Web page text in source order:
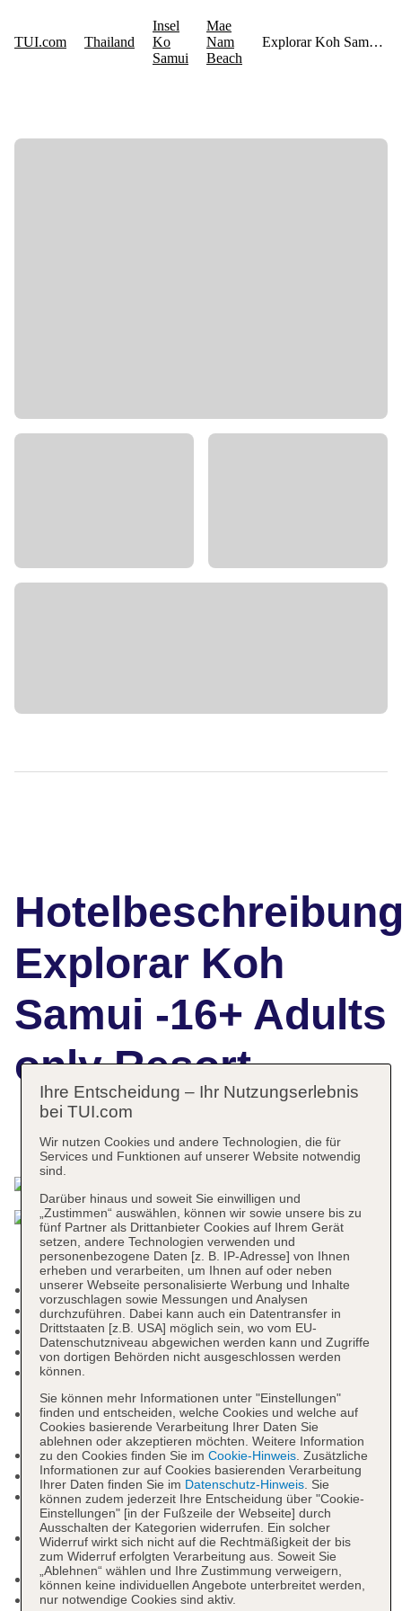
Explorar Koh
Samui -16+ Adults
only Resort
Das bietet Ihre Unterkunft
Mindestalter in der Unterkunft: 16 Jahre
Adults-only-Bereich
Check-in Zeit ab 14:00 Uhr
Check-out Zeit bis 12:00 Uhr
Early Check-in: täglich 08:00 Uhr - 14:00 Uhr,
gegen Gebühr, Anfrage notwendig
Late Check-out: täglich 12:00 Uhr - 18:00 Uhr,
gegen Gebühr, Anfrage notwendig
Hoteleröffnung: 2016
Letzte Komplettrenovierung: 2022
Rezeption: täglich 24 Stunden, Sprachen:
deutsch, englisch, Hotelsafe: ohne Gebühr
Gästebetreuung: Sprachen: deutsch, englisch,
spanisch, französisch
Lift
Gemeinschaftslounge/TV-Bereich
Ihre Entscheidung – Ihr Nutzungserlebnis
bei TUI.com
Wir nutzen Cookies und andere Technologien, die für
Services und Funktionen auf unserer Website notwendig
sind.
Darüber hinaus und soweit Sie einwilligen und
„Zustimmen“ auswählen, können wir sowie unsere bis zu
fünf Partner als Drittanbieter Cookies auf Ihrem Gerät
setzen, andere Technologien verwenden und
personenbezogene Daten [z. B. IP-Adresse] von Ihnen
erheben und verarbeiten, um Ihnen auf oder neben
unserer Webseite personalisierte Werbung und Inhalte
vorzuschlagen sowie Messungen und Analysen
durchzuführen. Dabei kann auch ein Datentransfer in
Drittstaaten [z.B. USA] möglich sein, wo vom EU-
Datenschutzniveau abgewichen werden kann und Zugriffe
von dortigen Behörden nicht ausgeschlossen werden
können.
Sie können mehr Informationen unter "Einstellungen"
finden und entscheiden, welche Cookies und welche auf
Cookies basierende Verarbeitung Ihrer Daten Sie
ablehnen oder akzeptieren möchten. Weitere Information
zu den Cookies finden Sie im Cookie-Hinweis. Zusätzliche
Informationen zur auf Cookies basierenden Verarbeitung
Ihrer Daten finden Sie im Datenschutz-Hinweis. Sie
können zudem jederzeit Ihre Entscheidung über "Cookie-
Einstellungen" [in der Fußzeile der Webseite] durch
Ausschalten der Kategorien widerrufen. Ein solcher
Widerruf wirkt sich nicht auf die Rechtmäßigkeit der bis
zum Widerruf erfolgten Verarbeitung aus. Soweit Sie
„Ablehnen“ wählen und Ihre Zustimmung verweigern,
können keine individuellen Angebote unterbreitet werden,
nur notwendige Cookies sind aktiv.